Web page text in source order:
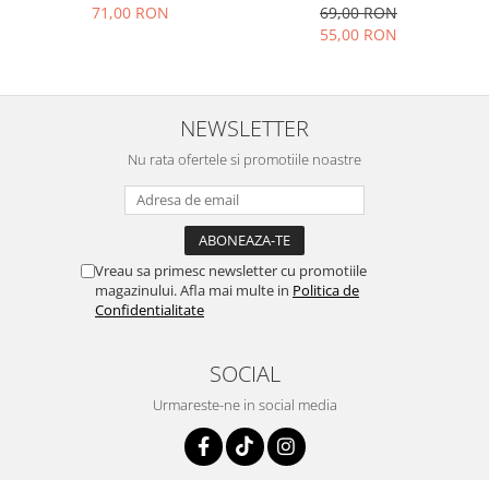
71,00 RON
69,00 RON
55,00 RON
NEWSLETTER
Nu rata ofertele si promotiile noastre
Vreau sa primesc newsletter cu promotiile
magazinului. Afla mai multe in Politica de
Confidentialitate
SOCIAL
Urmareste-ne in social media